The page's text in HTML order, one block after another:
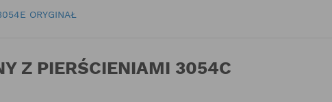
ORYGINAŁ
Z PIERŚCIENIAMI 3054C